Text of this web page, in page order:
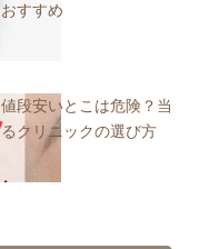
すすめ
段安いとこは危険？当
クリニックの選び方